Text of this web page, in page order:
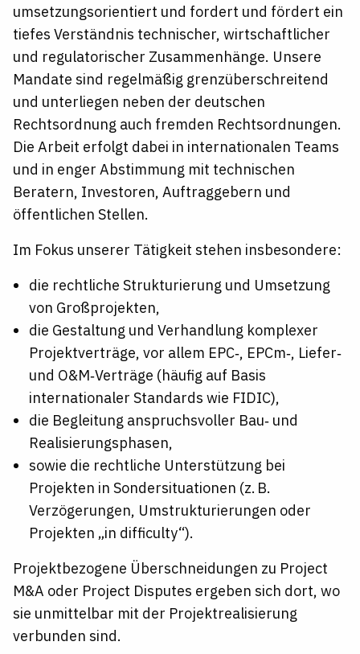
umsetzungsorientiert und fordert und fördert ein
tiefes Verständnis technischer, wirtschaftlicher
und regulatorischer Zusammenhänge. Unsere
Mandate sind regelmäßig grenzüberschreitend
und unterliegen neben der deutschen
Rechtsordnung auch fremden Rechtsordnungen.
Die Arbeit erfolgt dabei in internationalen Teams
und in enger Abstimmung mit technischen
Beratern, Investoren, Auftraggebern und
öffentlichen Stellen.
Im Fokus unserer Tätigkeit stehen insbesondere:
die rechtliche Strukturierung und Umsetzung
von Großprojekten,
die Gestaltung und Verhandlung komplexer
Projektverträge, vor allem EPC‑, EPCm‑, Liefer‑
und O&M‑Verträge (häufig auf Basis
internationaler Standards wie FIDIC),
die Begleitung anspruchsvoller Bau‑ und
Realisierungsphasen,
sowie die rechtliche Unterstützung bei
Projekten in Sondersituationen (z. B.
Verzögerungen, Umstrukturierungen oder
Projekten „in difficulty“).
Projektbezogene Überschneidungen zu Project
M&A oder Project Disputes ergeben sich dort, wo
sie unmittelbar mit der Projektrealisierung
verbunden sind.